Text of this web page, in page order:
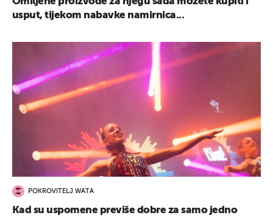
usput, tijekom nabavke namirnica...
POKROVITELJ WATA
Kad su uspomene previše dobre za samo jedno